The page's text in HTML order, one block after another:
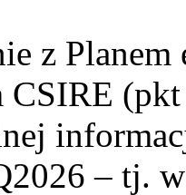
z
CSIRE
– tj.